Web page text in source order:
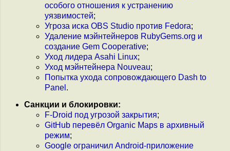
особого отношения к устранению
уязвимостей;
Угроза иска OBS Studio против Fedora;
Удаление мэйнтейнеров RubyGems.org и
создание Gem Cooperative;
Уход лидера Asahi Linux;
Уход мэйнтейнера Nouveau;
Попытка ухода сопровождающего Dash to
Panel .
Санкции и блокировки:
F-Droid под угрозой закрытия;
GitHub перевёл Organic Maps в архивный
режим;
Google ограничил Android-приложение